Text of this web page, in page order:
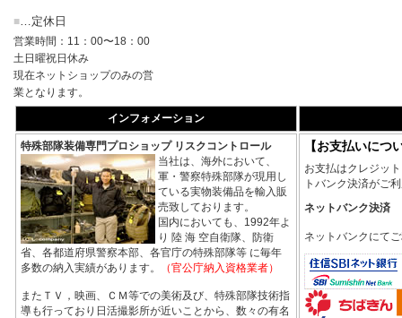
■ …定休日
営業時間：11：00〜18：00
土日曜祝日休み
現在ネットショップのみの営
業となります。
インフォメーション
特殊部隊装備専門プロショップ リスクコントロール
当社は、海外において、
軍・警察特殊部隊が現用し
ている実物装備品を輸入販
売致しております。
国内においても、1992年よ
り 陸 海 空自衛隊、防衛
省、各都道府県警察本部、各官庁の特殊部隊等 に毎年
多数の納入実績があります。
（官公庁納入資格業者）
またＴＶ，映画、ＣＭ等での美術及び、特殊部隊技術指
導も行っており日活撮影所が近いことから、数々の有名
【お支払いにつ
お支払はクレジッ
トバンク決済がご
ネットバンク決済
ネットバンクにて